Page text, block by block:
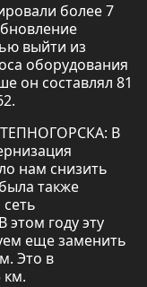
более 7
выйти из
оборудования
он составлял 81
В
нам снизить
также
году эту
еще заменить
Это в
км.